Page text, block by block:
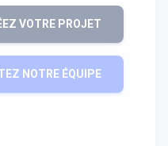
VOTRE PROJET
NOTRE ÉQUIPE